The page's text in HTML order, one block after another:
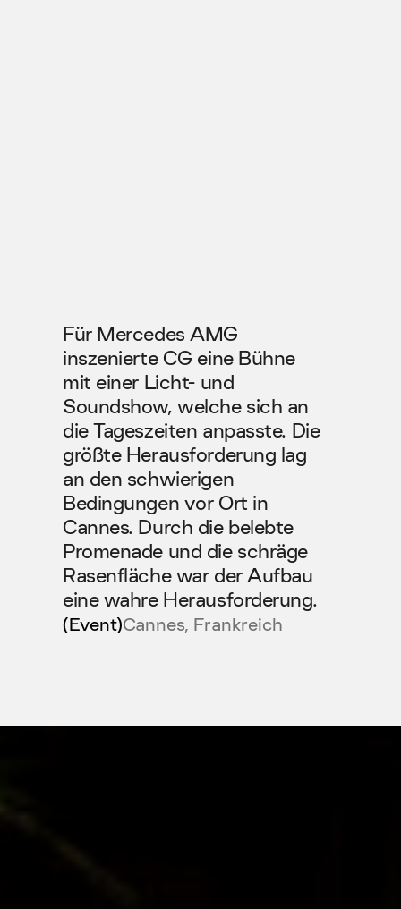
Für Mercedes AMG
inszenierte CG eine Bühne
mit einer Licht- und
Soundshow, welche sich an
die Tageszeiten anpasste. Die
größte Herausforderung lag
an den schwierigen
Bedingungen vor Ort in
Cannes. Durch die belebte
Promenade und die schräge
Rasenfläche war der Aufbau
eine wahre Herausforderung.
(Event)Cannes, Frankreich